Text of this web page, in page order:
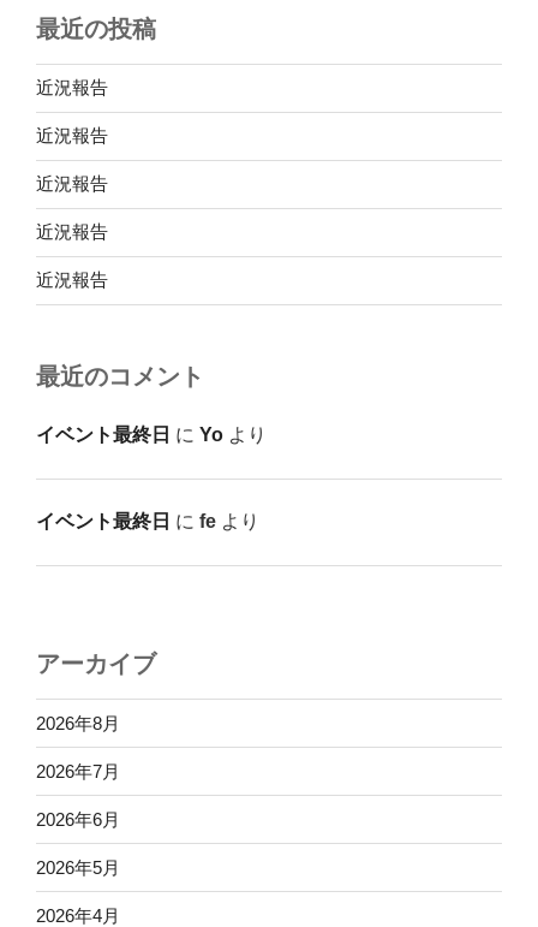
最近の投稿
近況報告
近況報告
近況報告
近況報告
近況報告
最近のコメント
イベント最終日 に Yo より
イベント最終日 に fe より
アーカイブ
2026年8月
2026年7月
2026年6月
2026年5月
2026年4月